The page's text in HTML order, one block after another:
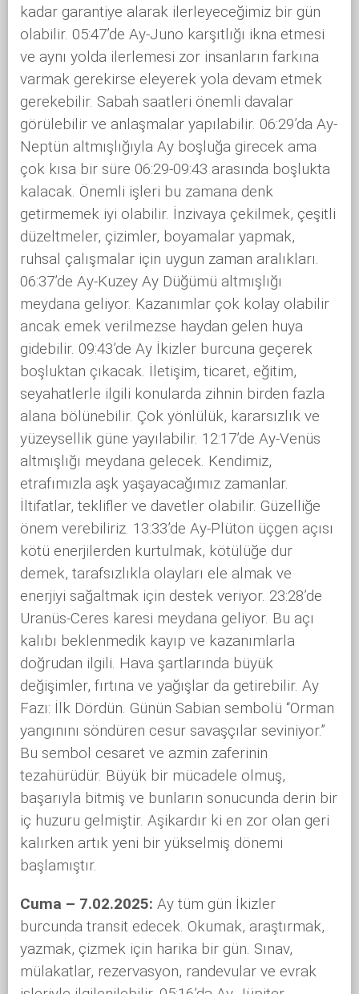
kadar garantiye alarak ilerleyeceğimiz bir gün
olabilir. 05:47’de Ay-Juno karşıtlığı ikna etmesi
ve aynı yolda ilerlemesi zor insanların farkına
varmak gerekirse eleyerek yola devam etmek
gerekebilir. Sabah saatleri önemli davalar
görülebilir ve anlaşmalar yapılabilir. 06:29’da Ay-
Neptün altmışlığıyla Ay boşluğa girecek ama
çok kısa bir süre 06:29-09:43 arasında boşlukta
kalacak. Önemli işleri bu zamana denk
getirmemek iyi olabilir. İnzivaya çekilmek, çeşitli
düzeltmeler, çizimler, boyamalar yapmak,
ruhsal çalışmalar için uygun zaman aralıkları.
06:37’de Ay-Kuzey Ay Düğümü altmışlığı
meydana geliyor. Kazanımlar çok kolay olabilir
ancak emek verilmezse haydan gelen huya
gidebilir. 09:43’de Ay İkizler burcuna geçerek
boşluktan çıkacak. İletişim, ticaret, eğitim,
seyahatlerle ilgili konularda zihnin birden fazla
alana bölünebilir. Çok yönlülük, kararsızlık ve
yüzeysellik güne yayılabilir. 12:17’de Ay-Venüs
altmışlığı meydana gelecek. Kendimiz,
etrafımızla aşk yaşayacağımız zamanlar.
İltifatlar, teklifler ve davetler olabilir. Güzelliğe
önem verebiliriz. 13:33’de Ay-Plüton üçgen açısı
kötü enerjilerden kurtulmak, kötülüğe dur
demek, tarafsızlıkla olayları ele almak ve
enerjiyi sağaltmak için destek veriyor. 23:28’de
Uranüs-Ceres karesi meydana geliyor. Bu açı
kalıbı beklenmedik kayıp ve kazanımlarla
doğrudan ilgili. Hava şartlarında büyük
değişimler, fırtına ve yağışlar da getirebilir. Ay
Fazı: İlk Dördün. Günün Sabian sembolü “Orman
yangınını söndüren cesur savaşçılar seviniyor.”
Bu sembol cesaret ve azmin zaferinin
tezahürüdür. Büyük bir mücadele olmuş,
başarıyla bitmiş ve bunların sonucunda derin bir
iç huzuru gelmiştir. Aşikardır ki en zor olan geri
kalırken artık yeni bir yükselmiş dönemi
başlamıştır.
Cuma – 7.02.2025: Ay tüm gün İkizler
burcunda transit edecek. Okumak, araştırmak,
yazmak, çizmek için harika bir gün. Sınav,
mülakatlar, rezervasyon, randevular ve evrak